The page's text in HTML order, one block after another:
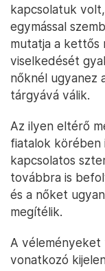
kapcsolatuk
egymással
mutatja a kettős
viselkedését
nőknél ugyanez
tárgyává válik.
Az ilyen eltérő
fiatalok körében
kapcsolatos
továbbra is
és a nőket
megítélik.
A
vonatkozó